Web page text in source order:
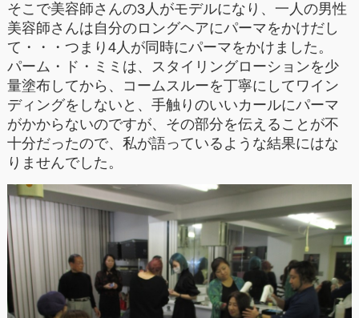
そこで美容師さんの3人がモデルになり、一人の男性
美容師さんは自分のロングヘアにパーマをかけだし
て・・・つまり 4人が同時にパーマをかけました。
パーム・ド・ミミは、スタイリングローションを少
量塗布してから、コームスルーを丁寧にしてワイン
ディングをしないと、手触りのいいカールにパーマ
がかからないのですが、その部分を伝えることが不
十分だったので、私が語っているような結果にはな
りませんでした。